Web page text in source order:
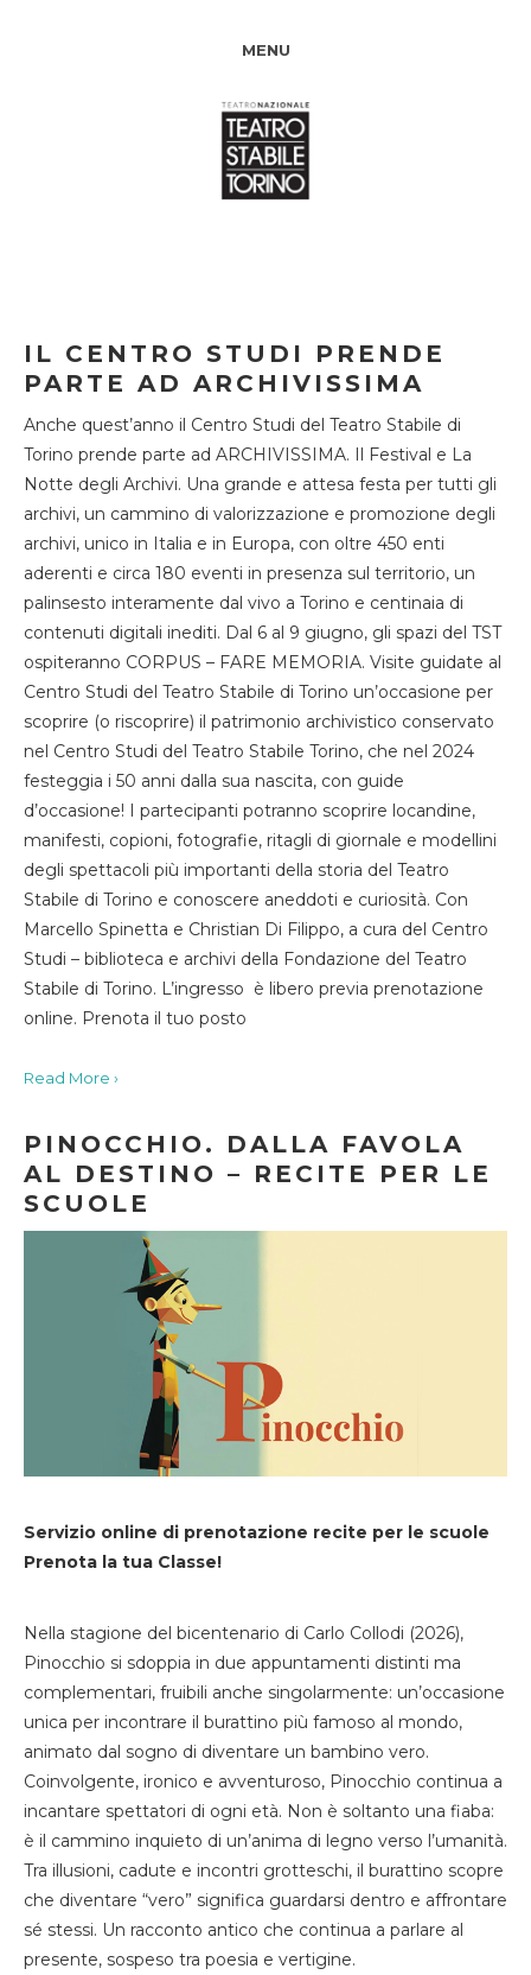
MENU
IL CENTRO STUDI PRENDE
PARTE AD ARCHIVISSIMA
Anche quest’anno il Centro Studi del Teatro Stabile di
Torino prende parte ad ARCHIVISSIMA. Il Festival e La
Notte degli Archivi. Una grande e attesa festa per tutti gli
archivi, un cammino di valorizzazione e promozione degli
archivi, unico in Italia e in Europa, con oltre 450 enti
aderenti e circa 180 eventi in presenza sul territorio, un
palinsesto interamente dal vivo a Torino e centinaia di
contenuti digitali inediti. Dal 6 al 9 giugno, gli spazi del TST
ospiteranno CORPUS – FARE MEMORIA. Visite guidate al
Centro Studi del Teatro Stabile di Torino un’occasione per
scoprire (o riscoprire) il patrimonio archivistico conservato
nel Centro Studi del Teatro Stabile Torino, che nel 2024
festeggia i 50 anni dalla sua nascita, con guide
d’occasione! I partecipanti potranno scoprire locandine,
manifesti, copioni, fotografie, ritagli di giornale e modellini
degli spettacoli più importanti della storia del Teatro
Stabile di Torino e conoscere aneddoti e curiosità. Con
Marcello Spinetta e Christian Di Filippo, a cura del Centro
Studi – biblioteca e archivi della Fondazione del Teatro
Stabile di Torino. L’ingresso è libero previa prenotazione
online. Prenota il tuo posto
Read More ›
PINOCCHIO. DALLA FAVOLA
AL DESTINO – RECITE PER LE
SCUOLE
Servizio online di prenotazione recite per le scuole
Prenota la tua Classe!
Nella stagione del bicentenario di Carlo Collodi (2026),
Pinocchio si sdoppia in due appuntamenti distinti ma
complementari, fruibili anche singolarmente: un’occasione
unica per incontrare il burattino più famoso al mondo,
animato dal sogno di diventare un bambino vero.
Coinvolgente, ironico e avventuroso, Pinocchio continua a
incantare spettatori di ogni età. Non è soltanto una fiaba:
è il cammino inquieto di un’anima di legno verso l’umanità.
Tra illusioni, cadute e incontri grotteschi, il burattino scopre
che diventare “vero” significa guardarsi dentro e affrontare
sé stessi. Un racconto antico che continua a parlare al
presente, sospeso tra poesia e vertigine.